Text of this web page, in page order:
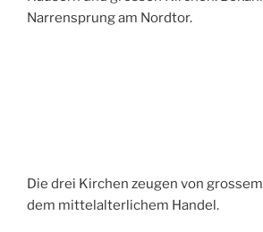
Narrensprung am Nordtor.
Die drei Kirchen zeugen von
dem mittelalterlichem Handel.